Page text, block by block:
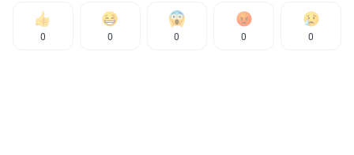
0 0 0 0 0